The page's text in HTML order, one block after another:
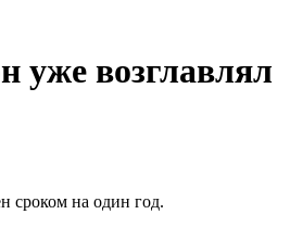
уже возглавлял
сроком на один год.